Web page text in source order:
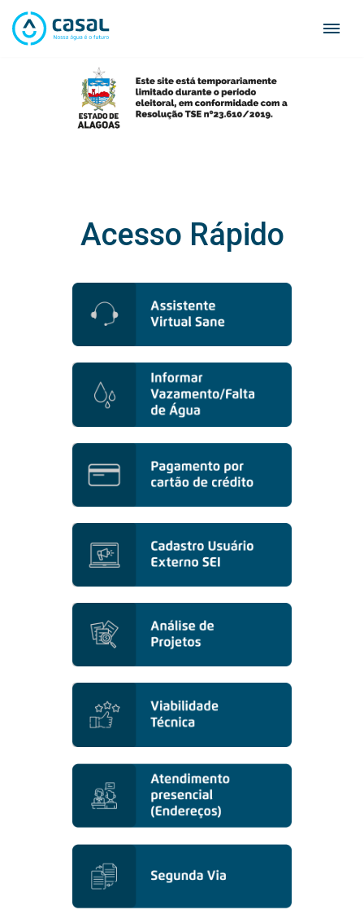
Skip
Acesso Rápido